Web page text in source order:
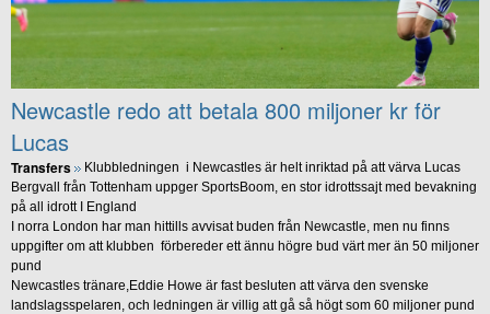
Newcastle redo att betala 800 miljoner kr för
Lucas
Transfers
Klubbledningen i Newcastles är helt inriktad på att värva Lucas
Bergvall från Tottenham uppger SportsBoom, en stor idrottssajt med bevakning
på all idrott I England
I norra London har man hittills avvisat buden från Newcastle, men nu finns
uppgifter om att klubben förbereder ett ännu högre bud värt mer än 50 miljoner
pund
Newcastles tränare,Eddie Howe är fast besluten att värva den svenske
landslagsspelaren, och ledningen är villig att gå så högt som 60 miljoner pund